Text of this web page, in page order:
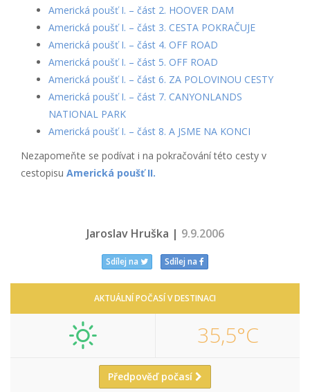
Americká poušť I. – část 2. HOOVER DAM
Americká poušť I. – část 3. CESTA POKRAČUJE
Americká poušť I. – část 4. OFF ROAD
Americká poušť I. – část 5. OFF ROAD
Americká poušť I. – část 6. ZA POLOVINOU CESTY
Americká poušť I. – část 7. CANYONLANDS
NATIONAL PARK
Americká poušť I. – část 8. A JSME NA KONCI
Nezapomeňte se podívat i na pokračování této cesty v
cestopisu Americká poušť II.
Jaroslav Hruška | 9.9.2006
Sdílej na Sdílej na
AKTUÁLNÍ POČASÍ V DESTINACI
35,5°C
Předpověď počasí